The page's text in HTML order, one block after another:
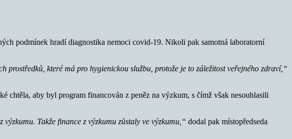
podmínek hradí diagnostika nemoci covid-19. Nikoli pak samotná laboratorní
prostředků, které má pro hygienickou službu, protože je to záležitost veřejného zdraví,“
aby byl program financován z peněz na výzkum, s čímž však nesouhlasili
Takže finance z výzkumu zůstaly ve výzkumu,“ dodal pak místopředseda